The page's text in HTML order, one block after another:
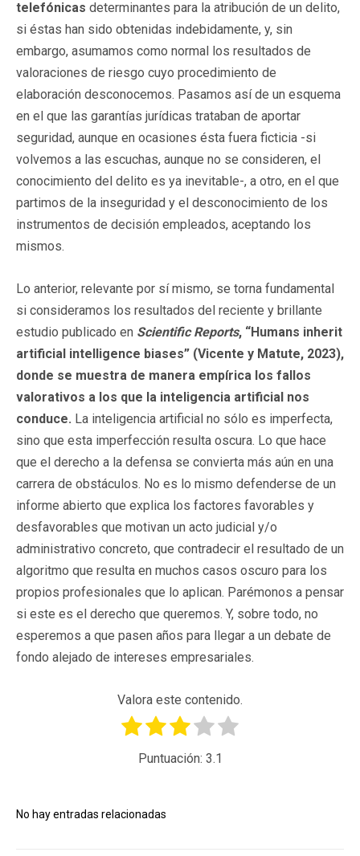
telefónicas determinantes para la atribución de un delito,
si éstas han sido obtenidas indebidamente, y, sin
embargo, asumamos como normal los resultados de
valoraciones de riesgo cuyo procedimiento de
elaboración desconocemos. Pasamos así de un esquema
en el que las garantías jurídicas trataban de aportar
seguridad, aunque en ocasiones ésta fuera ficticia -si
volvemos a las escuchas, aunque no se consideren, el
conocimiento del delito es ya inevitable-, a otro, en el que
partimos de la inseguridad y el desconocimiento de los
instrumentos de decisión empleados, aceptando los
mismos.
Lo anterior, relevante por sí mismo, se torna fundamental
si consideramos los resultados del reciente y brillante
estudio publicado en Scientific Reports, “Humans inherit
artificial intelligence biases” (Vicente y Matute, 2023),
donde se muestra de manera empírica los fallos
valorativos a los que la inteligencia artificial nos
conduce. La inteligencia artificial no sólo es imperfecta,
sino que esta imperfección resulta oscura. Lo que hace
que el derecho a la defensa se convierta más aún en una
carrera de obstáculos. No es lo mismo defenderse de un
informe abierto que explica los factores favorables y
desfavorables que motivan un acto judicial y/o
administrativo concreto, que contradecir el resultado de un
algoritmo que resulta en muchos casos oscuro para los
propios profesionales que lo aplican. Parémonos a pensar
si este es el derecho que queremos. Y, sobre todo, no
esperemos a que pasen años para llegar a un debate de
fondo alejado de intereses empresariales.
Valora este contenido.
Puntuación: 3.1
No hay entradas relacionadas